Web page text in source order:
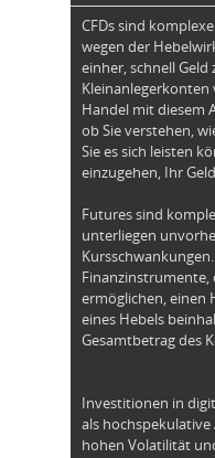
CFDs sind
wegen der
einher, schnell Geld
Kleinanlegerkonten
Handel mit diesem
ob Sie verstehen,
Sie es sich leisten
einzugehen, Ihr
Futures sind
unterliegen
Finanzinstrumente,
ermöglichen, einen
eines Hebels
Gesamtbetrag des
Investitionen in
als
hohen Volatilität